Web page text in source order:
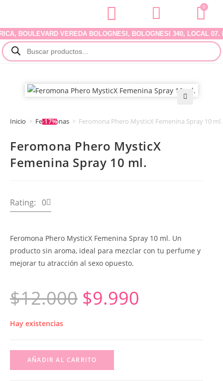
0
BOULEVARD VEREDA BOLOGNESI, BOLOGNESI 340, LOCAL 07.
Inicio > Feromonas > Feromona Phero MysticX Femenina Spray 10 ml.
Feromona Phero MysticX
Femenina Spray 10 ml.
Rating: 0
Feromona Phero MysticX Femenina Spray 10 ml. Un
producto sin aroma, ideal para mezclar con tu perfume y
mejorar tu atracción al sexo opuesto.
$12.000 $9.990
Hay existencias
AÑADIR AL CARRITO
-17%